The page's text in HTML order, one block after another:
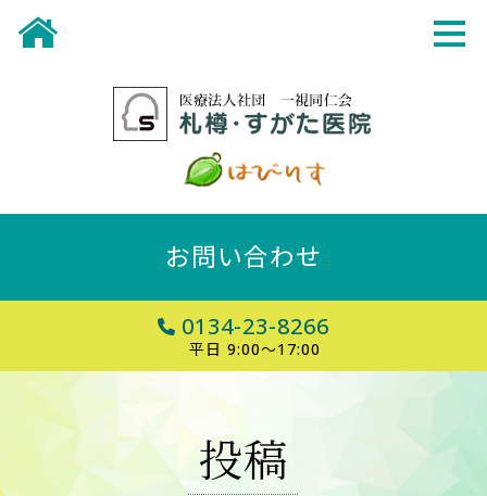
お問い合わせ
0134-23-8266
平日 9:00～17:00
投稿